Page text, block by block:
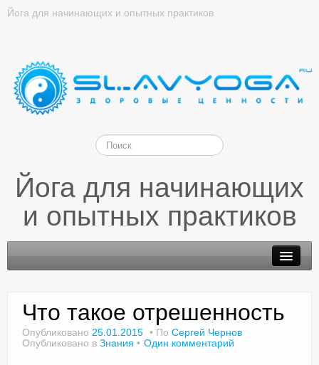
Йога для начинающих и опытных практиков
Йога для начинающих
и опытных практиков
Что такое отрешенность
Опубликовано 25.01.2015 По Сергей Чернов
Опубликовано в Знания Один комментарий